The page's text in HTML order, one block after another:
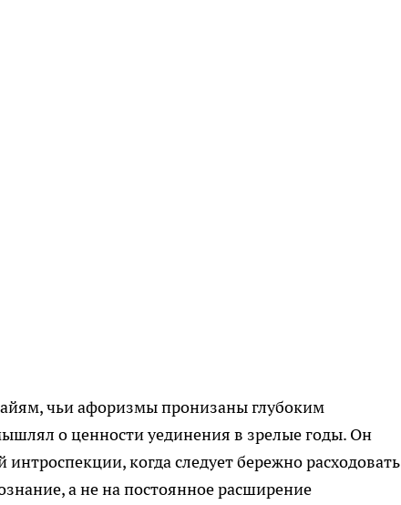
чьи афоризмы пронизаны глубоким
о ценности уединения в зрелые годы. Он
интроспекции, когда следует бережно расходовать
а не на постоянное расширение